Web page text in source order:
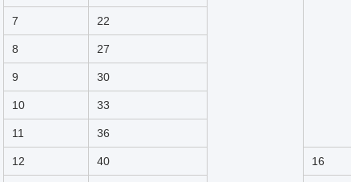
7 22
8 27
9 30
10 33
11 36
12 40 16